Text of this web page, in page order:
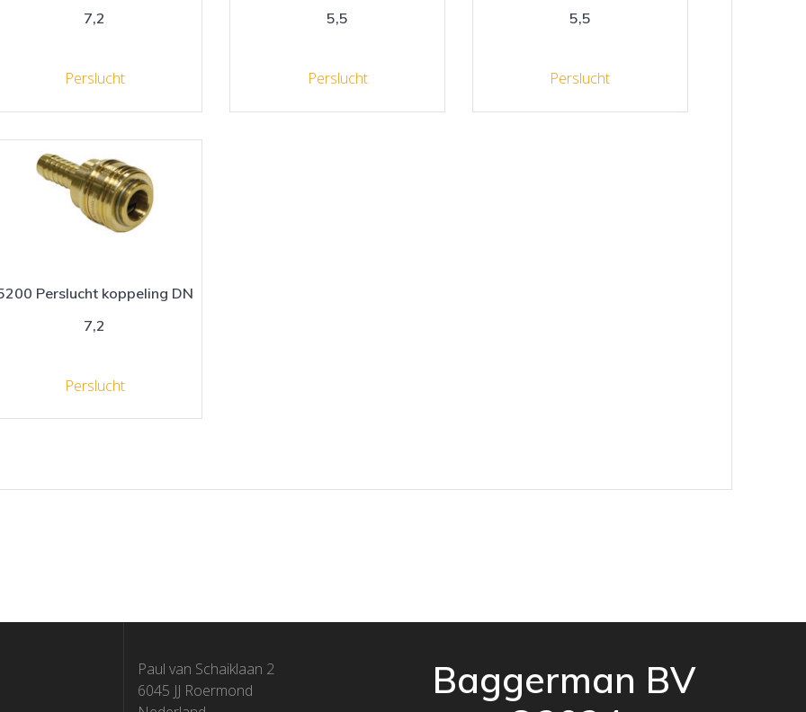
7,2
Perslucht
5,5
Perslucht
5,5
Perslucht
Perslucht koppeling DN
7,2
Perslucht
Paul van Schaiklaan 2
6045 JJ Roermond
Baggerman BV